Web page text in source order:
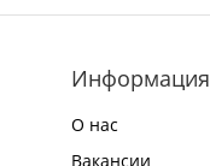
Информация
О нас
Вакансии